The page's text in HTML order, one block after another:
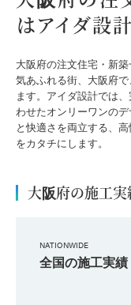
はアイダ設
大阪府の注文住宅・新
気あふれる街、大阪府
ます。アイダ設計では
わせたオンリーワンの
と快適さを両立する、
をカタチにします。
大阪府の施工実
NATIONWIDE
全国の施工実績